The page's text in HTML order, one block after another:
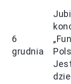
6
grudnia